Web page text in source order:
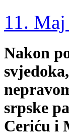
11.
Nakon
svjedoka,
srpske
Ceriću i